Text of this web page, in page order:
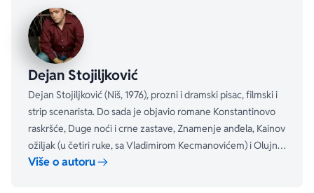
aboutPage.sr-only.custom-youtube-play-icon
Dejan Stojiljković
Dejan Stojiljković (Niš, 1976), prozni i dramski pisac, filmski i
strip scenarista. Do sada je objavio romane Konstantinovo
raskršće, Duge noći i crne zastave, Znamenje anđela, Kainov
ožiljak (u četiri ruke, sa Vladimirom Kecmanovićem) i Olujni
bedem, kao i prozne zbirke Leva strana druma, Low Life i
Više o autoru